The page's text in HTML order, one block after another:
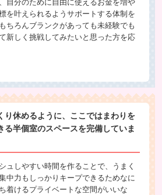
を叶えられるようサポートする体制を
ちろんブランクがあっても未経験でも
新しく挑戦してみたいと思った方を応
り休めるように、ここではまわりを
る半個室のスペースを完備していま
ュしやすい時間を作ることで、うまく
中力もしっかりキープできるためなに
着けるプライベートな空間がいいな